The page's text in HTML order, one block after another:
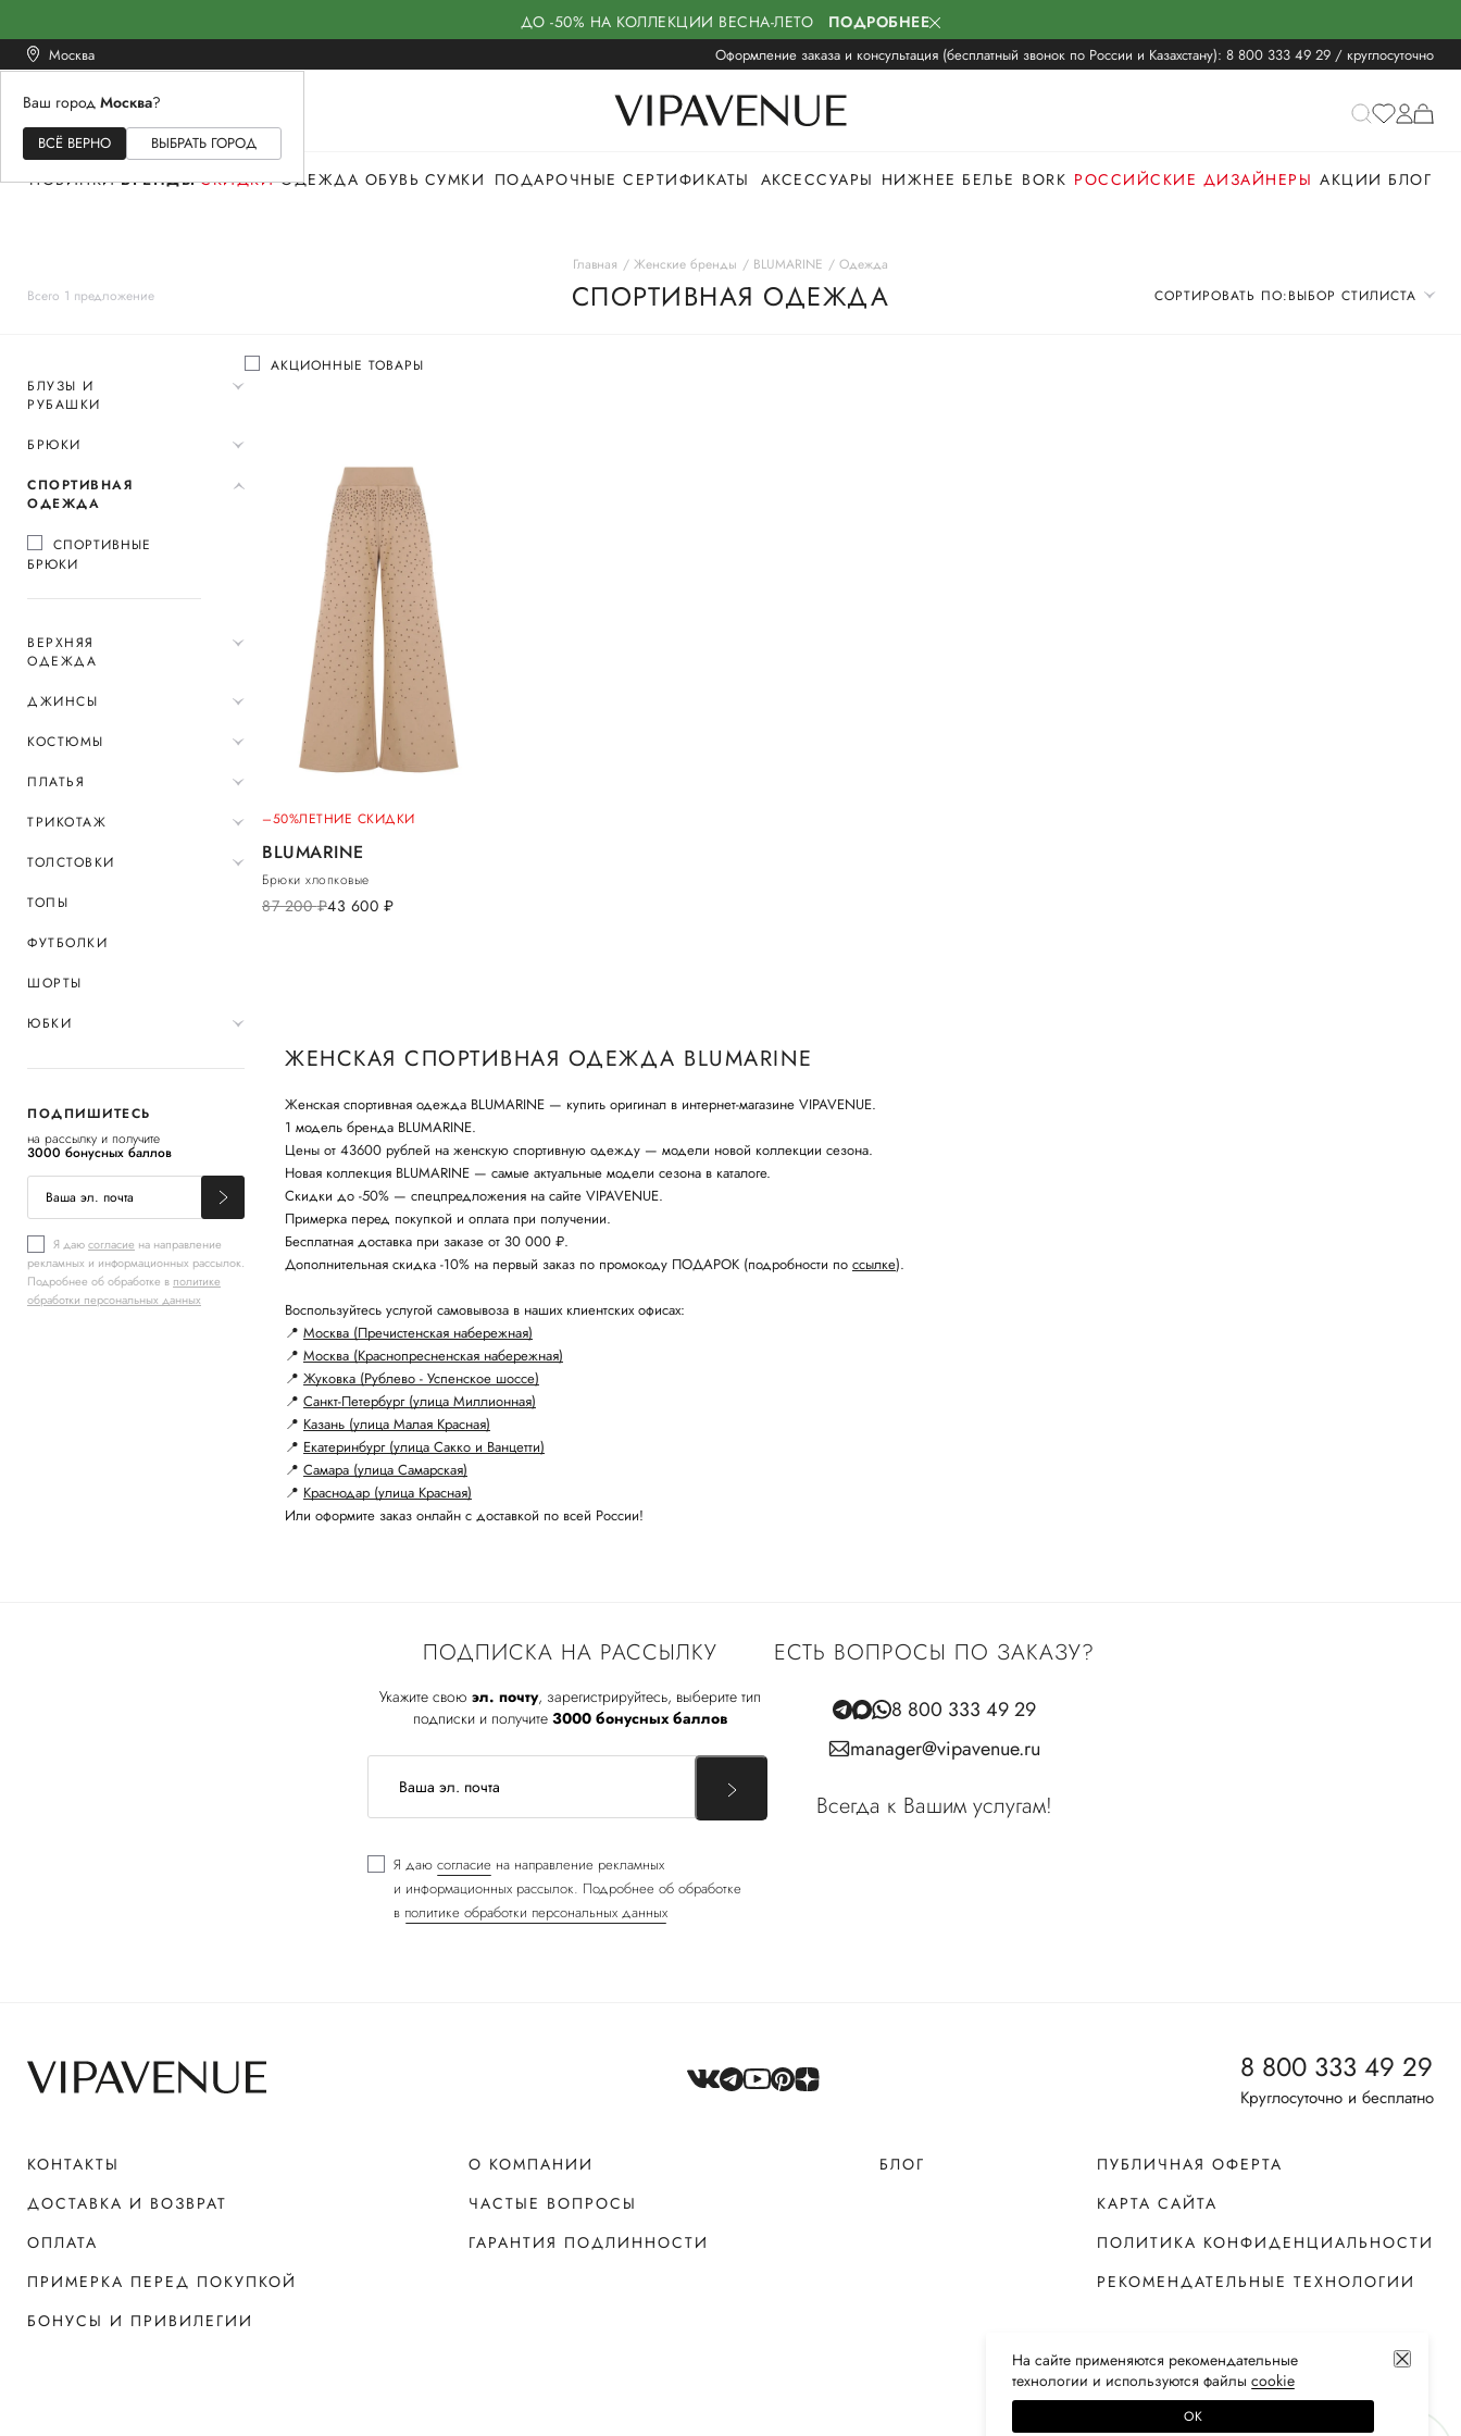
ДО -50% НА КОЛЛЕКЦИИ ВЕСНА-ЛЕТО ПОДРОБНЕЕ
Москва Оформление заказа и консультация (бесплатный звонок по России и Казахстану): 8 800 333 49 29 / круглосуточно
Ваш город Москва?
ВСЁ ВЕРНО ВЫБРАТЬ ГОРОД
ЖЕНСКОЕМУЖСКОЕ
НОВИНКИ БРЕНДЫ СКИДКИ ОДЕЖДА ОБУВЬ СУМКИ ПОДАРОЧНЫЕ СЕРТИФИКАТЫ АКСЕССУАРЫ НИЖНЕЕ БЕЛЬЕ BORK РОССИЙСКИЕ ДИЗАЙНЕРЫ АКЦИИ БЛОГ
Всего 1 предложение
Главная Женские бренды BLUMARINE Одежда
СПОРТИВНАЯ ОДЕЖДА СОРТИРОВАТЬ ПО:ВЫБОР СТИЛИСТА
БЛУЗЫ И
РУБАШКИ
БРЮКИ
СПОРТИВНАЯ
ОДЕЖДА
СПОРТИВНЫЕ
БРЮКИ
ВЕРХНЯЯ
ОДЕЖДА
ДЖИНСЫ
КОСТЮМЫ
ПЛАТЬЯ
ТРИКОТАЖ
ТОЛСТОВКИ
ТОПЫ
ФУТБОЛКИ
ШОРТЫ
ЮБКИ
ПОДПИШИТЕСЬ
на рассылку и получите
3000 бонусных баллов
Я даюсогласие на направление
рекламных и информационных рассылок.
Подробнее об обработке в политике
обработки персональных данных
АКЦИОННЫЕ ТОВАРЫ
–50%ЛЕТНИЕ СКИДКИ
BLUMARINE
Брюки хлопковые
87 200руб.43 600 руб.
ЖЕНСКАЯ СПОРТИВНАЯ ОДЕЖДА BLUMARINE
Женская спортивная одежда BLUMARINE — купить оригинал в интернет-магазине VIPAVENUE.
1 модель бренда BLUMARINE.
Цены от 43600 рублей на женскую спортивную одежду — модели новой коллекции сезона.
Новая коллекция BLUMARINE — самые актуальные модели сезона в каталоге.
Скидки до -50% — спецпредложения на сайте VIPAVENUE.
Примерка перед покупкой и оплата при получении.
Бесплатная доставка при заказе от 30 000 ₽.
Дополнительная скидка -10% на первый заказ по промокоду ПОДАРОК (подробности по ссылке).
Воспользуйтесь услугой самовывоза в наших клиентских офисах:
📍 Москва (Пречистенская набережная)
📍 Москва (Краснопресненская набережная)
📍 Жуковка (Рублево - Успенское шоссе)
📍 Санкт-Петербург (улица Миллионная)
📍 Казань (улица Малая Красная)
📍 Екатеринбург (улица Сакко и Ванцетти)
📍 Самара (улица Самарская)
📍 Краснодар (улица Красная)
Или оформите заказ онлайн с доставкой по всей России!
ПОДПИСКА НА РАССЫЛКУ
Укажите свою эл. почту, зарегистрируйтесь, выберите тип
подписки и получите 3000 бонусных баллов
Я даю согласие на направление рекламных
и информационных рассылок. Подробнее об обработке
в политике обработки персональных данных
ЕСТЬ ВОПРОСЫ ПО ЗАКАЗУ?
8 800 333 49 29
manager@vipavenue.ru
Всегда к Вашим услугам!
8 800 333 49 29
Круглосуточно и бесплатно
КОНТАКТЫ
ДОСТАВКА И ВОЗВРАТ
ОПЛАТА
ПРИМЕРКА ПЕРЕД ПОКУПКОЙ
БОНУСЫ И ПРИВИЛЕГИИ
О КОМПАНИИ
ЧАСТЫЕ ВОПРОСЫ
ГАРАНТИЯ ПОДЛИННОСТИ
БЛОГ
ПУБЛИЧНАЯ ОФЕРТА
КАРТА САЙТА
ПОЛИТИКА КОНФИДЕНЦИАЛЬНОСТИ
РЕКОМЕНДАТЕЛЬНЫЕ ТЕХНОЛОГИИ
На сайте применяются рекомендательные
технологии и используются файлы сооkiе
ОК